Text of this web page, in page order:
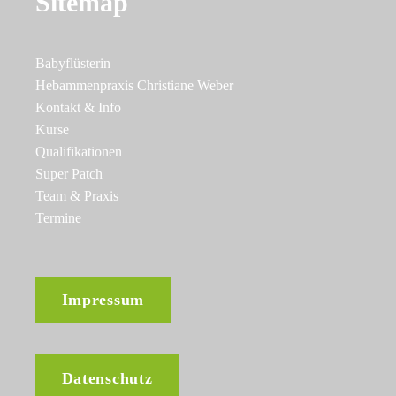
Babyflüsterin
Hebammenpraxis Christiane Weber
Kontakt & Info
Kurse
Qualifikationen
Super Patch
Team & Praxis
Termine
Impressum
Datenschutz